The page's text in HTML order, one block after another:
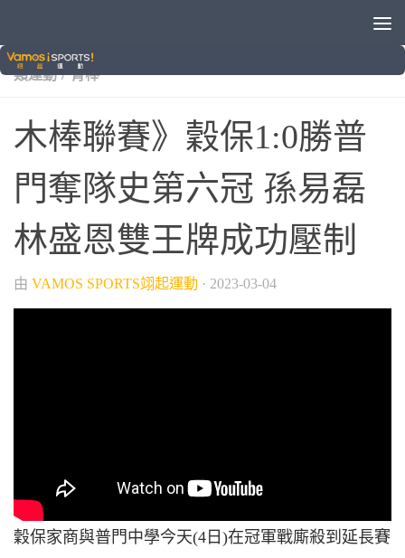
VAMOS自製節目
類運動 / 青棒
木棒聯賽》穀保1:0勝普
門奪隊史第六冠 孫易磊
林盛恩雙王牌成功壓制
由 VAMOS SPORTS翊起運動 · 2023-03-04
穀保家商與普門中學今天(4日)在冠軍戰廝殺到延長賽